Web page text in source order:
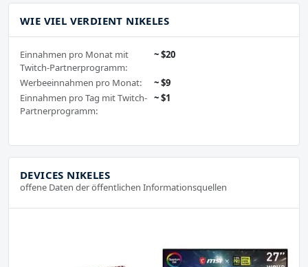
WIE VIEL VERDIENT NIKELES
Einnahmen pro Monat mit
Twitch-Partnerprogramm:
~ $20
Werbeeinnahmen pro Monat:
~ $9
Einnahmen pro Tag mit Twitch-
Partnerprogramm:
~ $1
DEVICES NIKELES
offene Daten der öffentlichen Informationsquellen